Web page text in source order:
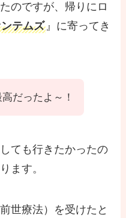
のですが、帰りにロ
テムズ』に寄ってき
だったよ～！
ても行きたかったの
ます。
世療法）を受けたと